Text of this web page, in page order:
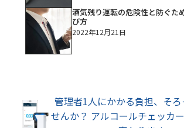
酒気残り運転の危険性と防ぐた
び方
2022年12月21日
管理者1人にかかる負担、そ
せんか？ アルコールチェッカ